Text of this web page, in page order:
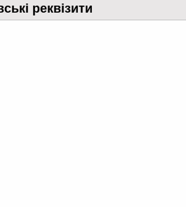
реквізити